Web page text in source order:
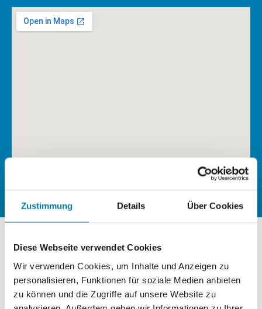
Zustimmung Details Über Cookies
Diese Webseite verwendet Cookies
Wir verwenden Cookies, um Inhalte und Anzeigen zu
personalisieren, Funktionen für soziale Medien anbieten
zu können und die Zugriffe auf unsere Website zu
Nordkurier App herunterladen und sofort
sparen.